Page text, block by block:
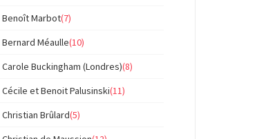
Benoît Marbot(7)
Bernard Méaulle(10)
Carole Buckingham (Londres)(8)
Cécile et Benoit Palusinski(11)
Christian Brûlard(5)